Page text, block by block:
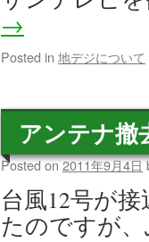
→
Posted in 地デジについて
アンテナ撤
Posted on2011年9月4日
台風12号が
たのですが